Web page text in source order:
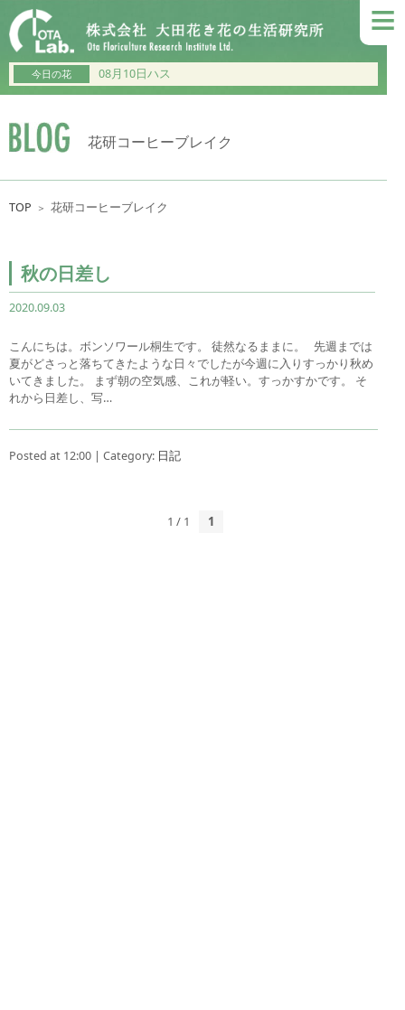
≡
今日の花 08月10日ハス
花研コーヒーブレイク
TOP ＞ 花研コーヒーブレイク
秋の日差し
2020.09.03
こんにちは。ボンソワール桐生です。 徒然なるままに。 先週までは
夏がどさっと落ちてきたような日々でしたが今週に入りすっかり秋め
いてきました。 まず朝の空気感、これが軽い。すっかすかです。 そ
れから日差し、写…
Posted at 12:00 | Category: 日記
1 / 1 1